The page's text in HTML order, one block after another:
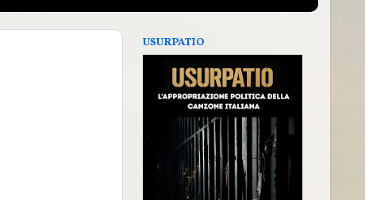
USURPATIO